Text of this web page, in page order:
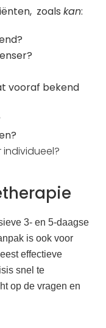
zoalskan:
vooraf bekend
3- en 5-daagse
is ook voor
effectieve
snel te
op de vragen en